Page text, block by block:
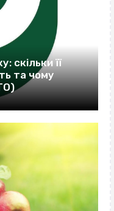
скільки її
та чому